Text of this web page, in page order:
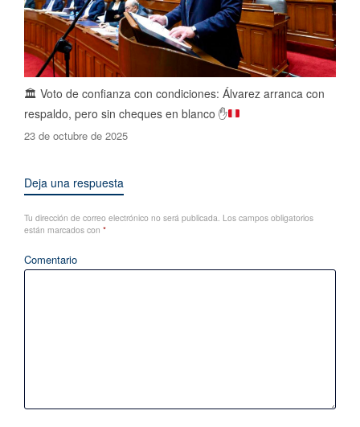
🏛️ Voto de confianza con condiciones: Álvarez arranca con
respaldo, pero sin cheques en blanco ✋
23 de octubre de 2025
Deja una respuesta
Tu dirección de correo electrónico no será publicada. Los campos obligatorios
están marcados con *
Comentario